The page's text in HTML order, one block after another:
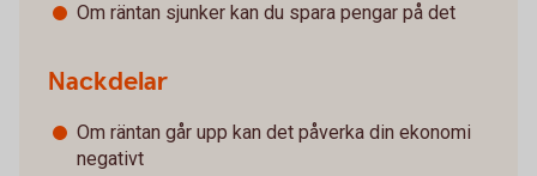
Om räntan sjunker kan du spara pengar på det
Nackdelar
Om räntan går upp kan det påverka din ekonomi
negativt